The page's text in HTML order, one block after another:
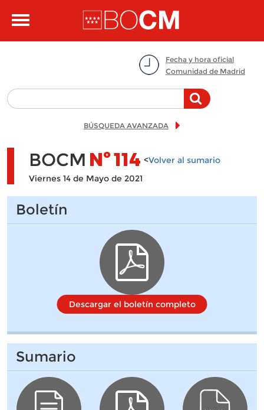
Toggle
Fecha y hora oficial
Comunidad de Madrid
BÚSQUEDA AVANZADA
BOCM Nº114 <Volver al sumario
Viernes 14 de Mayo de 2021
Boletín
Descargar el boletín completo
Sumario